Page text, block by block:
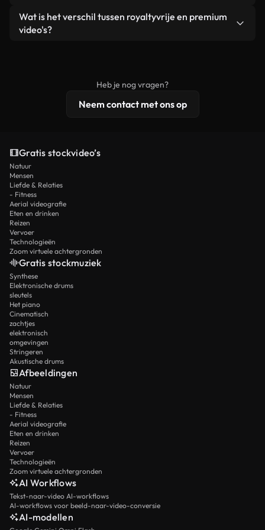
een losstaand product.
Je krijgt schoon, direct bruikbaar beeldmateriaal.
Ja. Je mag onze video's inkorten, bijsnijden of
remixen. Zorg er wel voor dat het eindproduct
Wat is het verschil tussen royaltyvrije en premium
video's?
licentiebescherming omvat.
Heb je nog vragen?
Neem contact met ons op
Gratis stockvideo’s
Natuur
Mensen
Liefde & Relaties
- Fitness
Aerial videografie
Eten en drinken
Reizen
Vervoer
Technologieën
Zoom virtuele achtergronden
Gratis stockmuziek
Synthese
Elektronische drums
sleutels
Het piano
Cinematisch
zachtjes
elektronisch
omgevingen
Stringeren
Akustische drums
Afbeeldingen
Natuur
Mensen
Liefde & Relaties
- Fitness
Aerial videografie
Eten en drinken
Reizen
Vervoer
Technologieën
Zoom virtuele achtergronden
AI Workflows
Tekst-naar-video AI-workflows
AI-workflows voor beeld-naar-video-conversie
AI-modellen